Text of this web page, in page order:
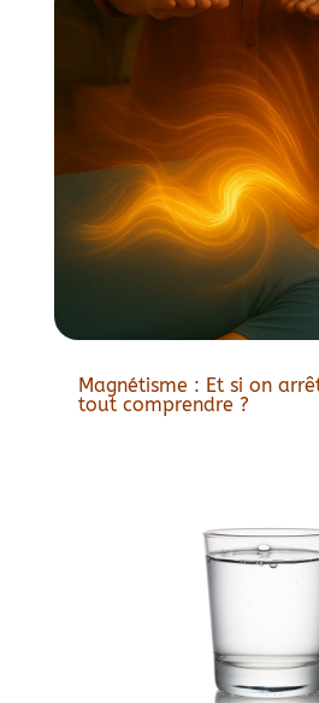
Magnétisme : Et si on
tout comprendre ?